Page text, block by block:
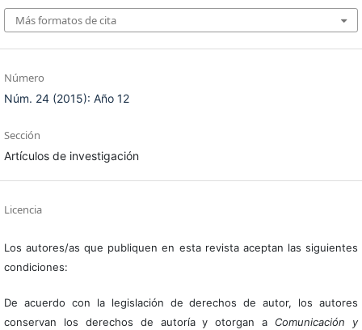
Más formatos de cita
Número
Núm. 24 (2015): Año 12
Sección
Artículos de investigación
Licencia
Los autores/as que publiquen en esta revista aceptan las siguientes
condiciones:
De acuerdo con la legislación de derechos de autor, los autores
conservan los derechos de autoría y otorgan a Comunicación y